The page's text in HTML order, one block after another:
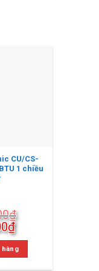
CU/CS-
1 chiều
₫
₫Giá
hiện
tại